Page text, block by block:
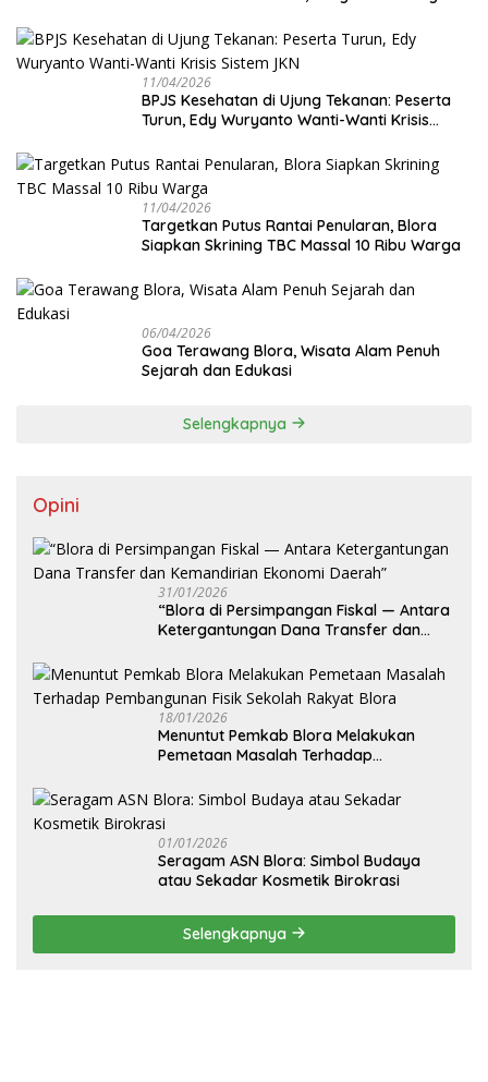
11/04/2026
BPJS Kesehatan di Ujung Tekanan: Peserta
Turun, Edy Wuryanto Wanti-Wanti Krisis
11/04/2026
‎Targetkan Putus Rantai Penularan, Blora
Siapkan Skrining TBC Massal 10 Ribu Warga
06/04/2026
Goa Terawang Blora, Wisata Alam Penuh
Sejarah dan Edukasi
Selengkapnya
Opini
31/01/2026
‎“Blora di Persimpangan Fiskal — Antara
Ketergantungan Dana Transfer dan
18/01/2026
‎Menuntut Pemkab Blora Melakukan
Pemetaan Masalah Terhadap
Blora
01/01/2026
‎Seragam ASN Blora: Simbol Budaya
atau Sekadar Kosmetik Birokrasi
Selengkapnya